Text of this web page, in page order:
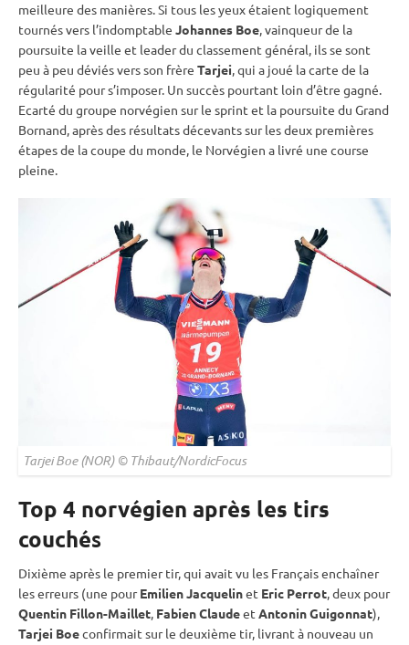
meilleure des manières. Si tous les yeux étaient logiquement
tournés vers l’indomptable Johannes Boe, vainqueur de la
poursuite la veille et leader du classement général, ils se sont
peu à peu déviés vers son frère Tarjei, qui a joué la carte de la
régularité pour s’imposer. Un succès pourtant loin d’être gagné.
Ecarté du groupe norvégien sur le sprint et la poursuite du Grand
Bornand, après des résultats décevants sur les deux premières
étapes de lacoupe du monde, le Norvégien a livré une course
pleine.
Tarjei Boe (NOR) © Thibaut/NordicFocus
Top 4 norvégien après les tirs
couchés
Dixième après le premier tir, qui avait vu les Français enchaîner
les erreurs (une pourEmilien Jacquelinet Eric Perrot, deux pour
Quentin Fillon-Maillet, Fabien Claudeet Antonin Guigonnat),
Tarjei Boeconfirmait sur le deuxième tir, livrant à nouveau un